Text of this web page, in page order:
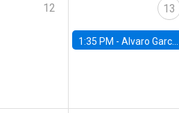
12 13
1:35 PM - Alvaro Garcia-Marin, Universidad de Los Andes